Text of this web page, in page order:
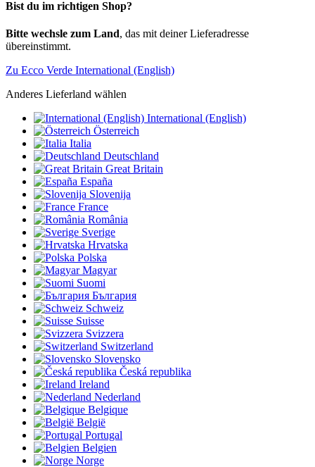
Bist du im richtigen Shop?
Bitte wechsle zum Land, das mit deiner Lieferadresse
übereinstimmt.
Zu Ecco Verde International (English)
Anderes Lieferland wählen
International (English)
Österreich
Italia
Deutschland
Great Britain
España
Slovenija
France
România
Sverige
Hrvatska
Polska
Magyar
Suomi
България
Schweiz
Suisse
Svizzera
Switzerland
Slovensko
Česká republika
Ireland
Nederland
Belgique
België
Portugal
Belgien
Norge